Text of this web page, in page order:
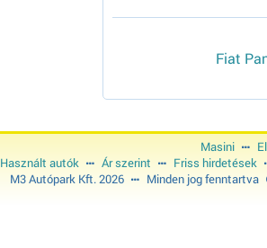
Fiat
Masini
Használt autók Ár szerint
Friss hirdetések
M3 Autópark Kft. 2026
Minden jog fenntartva